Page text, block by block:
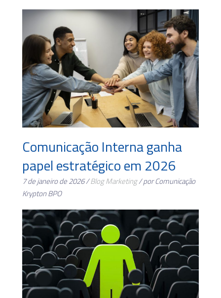
Comunicação Interna ganha
papel estratégico em 2026
7 de janeiro de 2026 /BlogMarketing/ por Comunicação
Krypton BPO